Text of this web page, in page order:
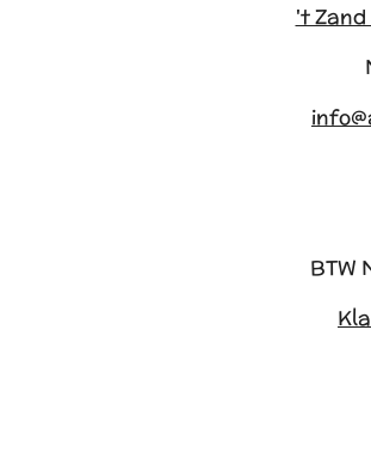
't Zand
BTW